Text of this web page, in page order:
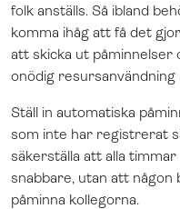
folk anställs. Så ibland
komma ihåg att få det
att skicka ut
onödig
Ställ in automatiska
som inte har registrerat
säkerställa att alla
snabbare, utan att någon
påminna kollegorna.